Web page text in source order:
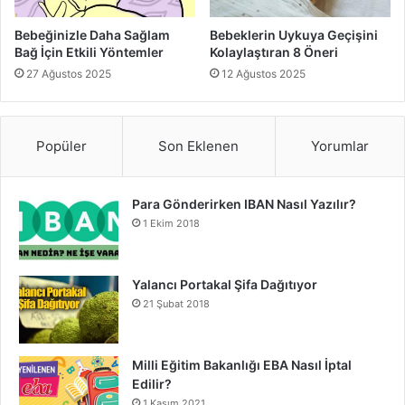
uygulanabilir. Bu, cildin kurumasını önleyerek egzamanın
şiddetini azaltır.
3. İlaç Tedavileri (Gerektiğinde)
Eğer egzama şiddetliyse ve evde alınan önlemlere rağmen
kremler kullanılabilir. Bu ilaçlar iltihabı azaltarak belirtilerin
hafiflemesini sağlar. Ancak bu tür ilaçların uzun süreli
kullanımı önerilmez ve mutlaka hekim kontrolünde
uygulanmalıdır.
kremler; bakteriyel enfeksiyon durumunda ise antibiyotikli
kremler reçete edilebilir. Doğru tanı ve tedavi planı için
doktora danışmak şarttır.
Önleyici Tedbirler
Bebeğinizle Daha Sağlam
Bağ İçin Etkili Yöntemler
27 Ağustos 2025
Bebeklerin Uykuya Geçişini
Kolaylaştıran 8 Öneri
12 Ağustos 2025
Popüler Son Eklenen Yorumlar
Para Gönderirken IBAN Nasıl Yazılır?
1 Ekim 2018
Yalancı Portakal Şifa Dağıtıyor
21 Şubat 2018
Milli Eğitim Bakanlığı EBA Nasıl İptal
Edilir?